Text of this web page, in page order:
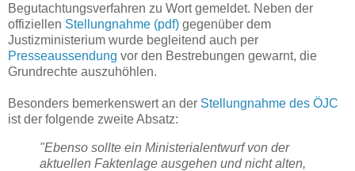
Begutachtungsverfahren zu Wort gemeldet. Neben der
offiziellen Stellungnahme (pdf) gegenüber dem
Justizministerium wurde begleitend auch per
Presseaussendung vor den Bestrebungen gewarnt, die
Grundrechte auszuhöhlen.
Besonders bemerkenswert an der Stellungnahme des ÖJC
ist der folgende zweite Absatz:
"Ebenso sollte ein Ministerialentwurf von der
aktuellen Faktenlage ausgehen und nicht alten,